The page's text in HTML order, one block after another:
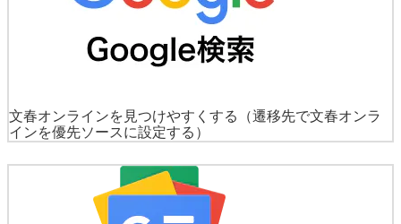
文春オンラインを見つけやすくする
（遷移先で文春オンラ
インを優先ソースに設定する）